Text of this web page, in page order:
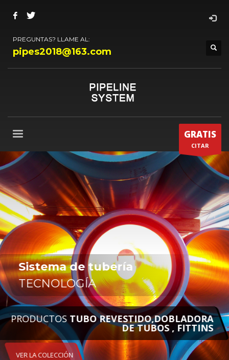
PREGUNTAS? LLAME AL:
pipes2018@163.com
GRATIS
CITAR
Sistema de tuberías CLAD
PIPES
TUBOS FORRADOS, curvas de la inducción ,
Guarniciones
EN CONTACTO CON NOSOTROS AHORA